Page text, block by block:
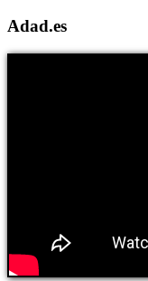
Adad.es